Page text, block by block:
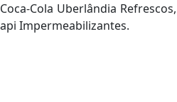
Cola Uberlândia Refrescos,
Impermeabilizantes.